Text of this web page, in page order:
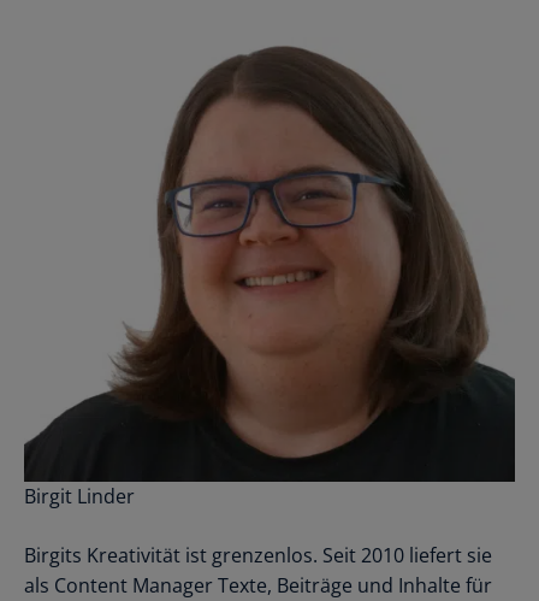
Birgit Linder
Birgits Kreativität ist grenzenlos. Seit 2010 liefert sie
als Content Manager Texte, Beiträge und Inhalte für